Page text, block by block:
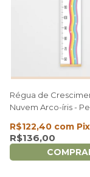
Régua de
Nuvem Arco-íris -
R$136,00
R$122,40 com Pix